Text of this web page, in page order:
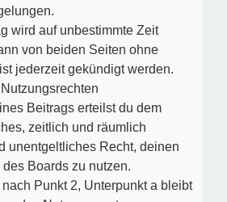
wird auf unbestimmte Zeit
von beiden Seiten ohne
jederzeit gekündigt werden.
Beitrags erteilst du dem
zeitlich und räumlich
unentgeltliches Recht, deinen
Boards zu nutzen.
Punkt 2, Unterpunkt a bleibt